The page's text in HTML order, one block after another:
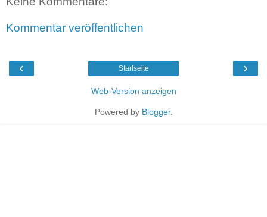
Kommentar veröffentlichen
‹ ›
Startseite
Web-Version anzeigen
Powered by Blogger.